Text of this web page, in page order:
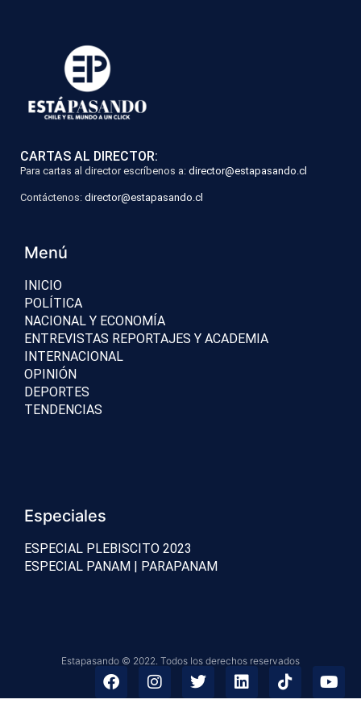
CARTAS AL DIRECTOR:
Para cartas al director escríbenos a: director@estapasando.cl
Contáctenos: director@estapasando.cl
Menú
INICIO
POLÍTICA
NACIONAL Y ECONOMÍA
ENTREVISTAS REPORTAJES Y ACADEMIA
INTERNACIONAL
OPINIÓN
DEPORTES
TENDENCIAS
Especiales
ESPECIAL PLEBISCITO 2023
ESPECIAL PANAM | PARAPANAM
Estapasando © 2022. Todos los derechos reservados